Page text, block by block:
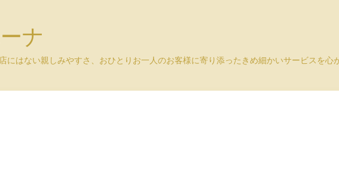
ナ
はない親しみやすさ、おひとりお一人のお客様に寄り添ったきめ細かいサービスを